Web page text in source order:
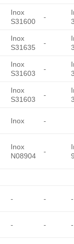
Inox
S31600
-
Inox
S31635
-
Inox
S31603
-
Inox
S31603
-
Inox -
Inox
N08904
-
- - -
- - -